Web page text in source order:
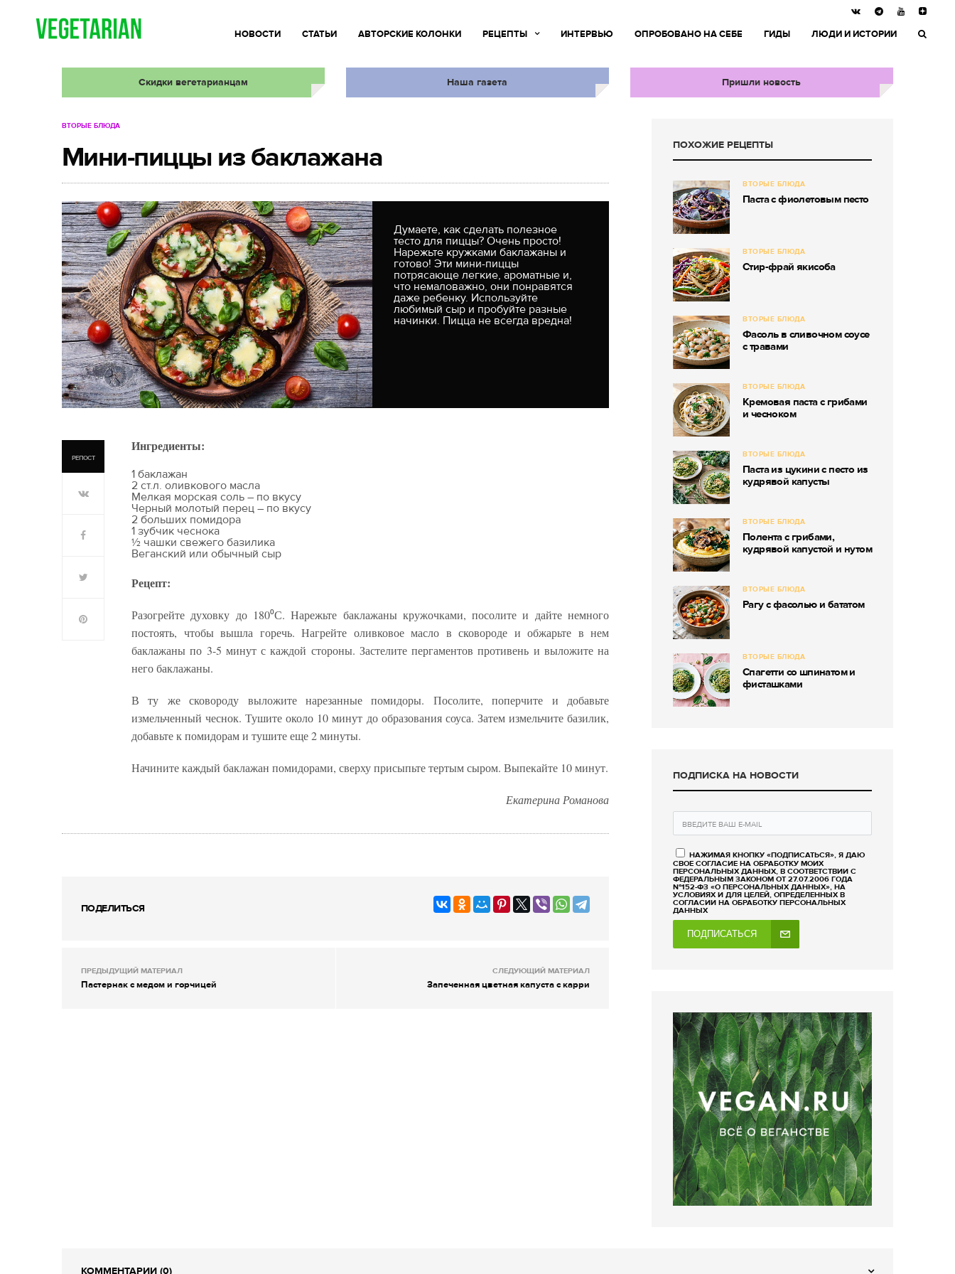
НОВОСТИ СТАТЬИ АВТОРСКИЕ КОЛОНКИ РЕЦЕПТЫ ИНТЕРВЬЮ ОПРОБОВАНО НА СЕБЕ ГИДЫ ЛЮДИ И ИСТОРИИ
Скидки вегетарианцам Наша газета Пришли новость
ВТОРЫЕ БЛЮДА
Мини-пиццы из баклажана
Думаете, как сделать полезное
тесто для пиццы? Очень просто!
Нарежьте кружками баклажаны и
готово! Эти мини-пиццы
потрясающе легкие, ароматные и,
что немаловажно, они понравятся
даже ребенку. Используйте
любимый сыр и пробуйте разные
начинки. Пицца не всегда вредна!
РЕПОСТ
Ингредиенты:
1 баклажан
2 ст.л. оливкового масла
Мелкая морская соль – по вкусу
Черный молотый перец – по вкусу
2 больших помидора
1 зубчик чеснока
½ чашки свежего базилика
Веганский или обычный сыр
Рецепт:
Разогрейте духовку до 180⁰С. Нарежьте баклажаны кружочками, посолите и дайте немного
постоять, чтобы вышла горечь. Нагрейте оливковое масло в сковороде и обжарьте в нем
баклажаны по 3-5 минут с каждой стороны. Застелите пергаментов противень и выложите на
него баклажаны.
В ту же сковороду выложите нарезанные помидоры. Посолите, поперчите и добавьте
измельченный чеснок. Тушите около 10 минут до образования соуса. Затем измельчите базилик,
добавьте к помидорам и тушите еще 2 минуты.
Начините каждый баклажан помидорами, сверху присыпьте тертым сыром. Выпекайте 10 минут.
Екатерина Романова
ПОДЕЛИТЬСЯ
ПРЕДЫДУЩИЙ МАТЕРИАЛ
Пастернак с медом и горчицей
СЛЕДУЮЩИЙ МАТЕРИАЛ
Запеченная цветная капуста с карри
ПОХОЖИЕ РЕЦЕПТЫ
ВТОРЫЕ БЛЮДА
Паста с фиолетовым песто
ВТОРЫЕ БЛЮДА
Стир-фрай якисоба
ВТОРЫЕ БЛЮДА
Фасоль в сливочном соусе
с травами
ВТОРЫЕ БЛЮДА
Кремовая паста с грибами
и чесноком
ВТОРЫЕ БЛЮДА
Паста из цукини с песто из
кудрявой капусты
ВТОРЫЕ БЛЮДА
Полента с грибами,
кудрявой капустой и нутом
ВТОРЫЕ БЛЮДА
Рагу с фасолью и бататом
ВТОРЫЕ БЛЮДА
Спагетти со шпинатом и
фисташками
ПОДПИСКА НА НОВОСТИ
НАЖИМАЯ КНОПКУ «ПОДПИСАТЬСЯ», Я ДАЮ
СВОЕ СОГЛАСИЕ НА ОБРАБОТКУ МОИХ
ПЕРСОНАЛЬНЫХ ДАННЫХ, В СООТВЕТСТВИИ С
ФЕДЕРАЛЬНЫМ ЗАКОНОМ ОТ 27.07.2006 ГОДА
№152-ФЗ «О ПЕРСОНАЛЬНЫХ ДАННЫХ», НА
УСЛОВИЯХ И ДЛЯ ЦЕЛЕЙ, ОПРЕДЕЛЕННЫХ В
СОГЛАСИИ НА ОБРАБОТКУ ПЕРСОНАЛЬНЫХ
ДАННЫХ
ПОДПИСАТЬСЯ
КОММЕНТАРИИ (0)